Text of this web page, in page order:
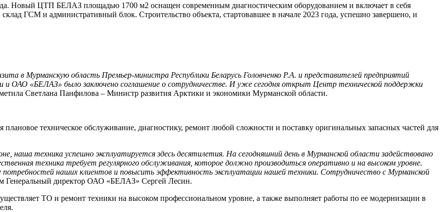
Новый ЦТП БЕЛАЗ площадью 1700 м2 оснащен современным диагностическим оборудованием и включает в себя
ГСМ и административный блок. Строительство объекта, стартовавшее в начале 2023 года, успешно завершено, и
в Мурманскую область Премьер-министра Республики Беларусь Головченко Р.А. и представителей предприятий
и ОАО «БЕЛАЗ» было заключено соглашение о сотрудничестве. И уже сегодня открыт Центр технической поддержки
Светлана Панфилова – Министр развития Арктики и экономики Мурманской области.
техническое обслуживание, диагностику, ремонт любой сложности и поставку оригинальных запасных частей для
наша техника успешно эксплуатируется здесь десятилетия. На сегодняшний день в Мурманской области задействовано
техника требует регулярного обслуживания, которое должно производиться оперативно и на высоком уровне.
потребностей наших клиентов и повысить эффективность эксплуатации нашей техники. Сотрудничество с Мурманской
Генеральный директор ОАО «БЕЛАЗ» Сергей Лесин.
ТО и ремонт техники на высоком профессиональном уровне, а также выполняет работы по ее модернизации в